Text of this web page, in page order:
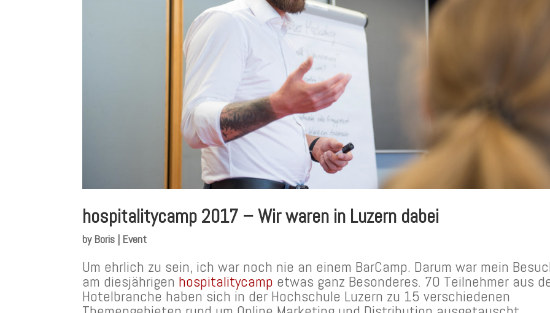
hospitalitycamp 2017 – Wir waren in Luzern dabei
by Boris | Event
Um ehrlich zu sein, ich war noch nie an einem BarCamp. Darum war mein
am diesjährigen hospitalitycamp etwas ganz Besonderes. 70 Teilnehmer aus
Hotelbranche haben sich in der Hochschule Luzern zu 15 verschiedenen